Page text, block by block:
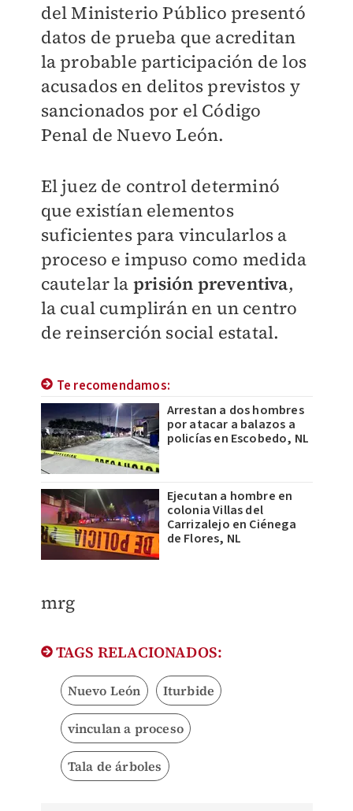
del Ministerio Público presentó
datos de prueba que acreditan
la probable participación de los
acusados en delitos previstos y
sancionados por el Código
Penal de Nuevo León.
El juez de control determinó
que existían elementos
suficientes para vincularlos a
proceso e impuso como medida
cautelar la prisión preventiva,
la cual cumplirán en un centro
de reinserción social estatal.
Te recomendamos:
Arrestan a dos hombres
por atacar a balazos a
policías en Escobedo, NL
Ejecutan a hombre en
colonia Villas del
Carrizalejo en Ciénega
de Flores, NL
mrg
TAGS RELACIONADOS:
Nuevo León Iturbide
vinculan a proceso
Tala de árboles